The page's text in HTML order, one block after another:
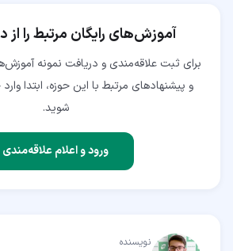
آموزش‌های رایگان مرتبط را
برای ثبت علاقه‌مندی و دریافت نمونه
و پیشنهادهای مرتبط با این حوزه، ابتدا
شوید.
ورود و اعلام علاقه‌مندی
نویسنده